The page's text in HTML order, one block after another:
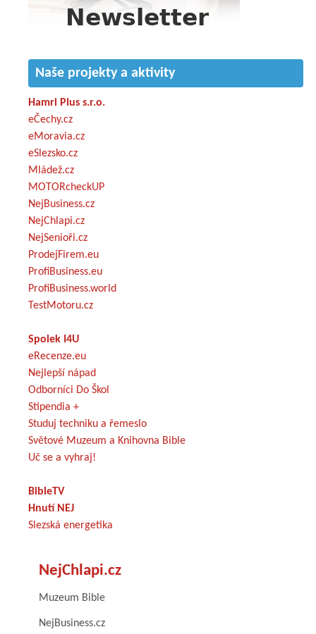
Naše projekty a aktivity
Hamri Plus s.r.o.
eČechy.cz
eMoravia.cz
eSlezsko.cz
Mládež.cz
MOTORcheckUP
NejBusiness.cz
NejChlapi.cz
NejSenioři.cz
ProdejFirem.eu
ProfiBusiness.eu
ProfiBusiness.world
TestMotoru.cz
Spolek I4U
eRecenze.eu
Nejlepší nápad
Odborníci Do Škol
Stipendia +
Studuj techniku a řemeslo
Světové Muzeum a Knihovna Bible
Uč se a vyhraj!
BibleTV
Hnutí NEJ
Slezská energetika
NejChlapi.cz
Muzeum Bible
NejBusiness.cz